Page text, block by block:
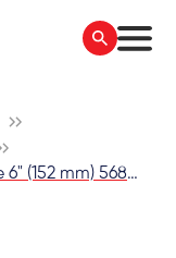
Máy chà nhám Dynorbital Supreme 6" (152 mm) 56826